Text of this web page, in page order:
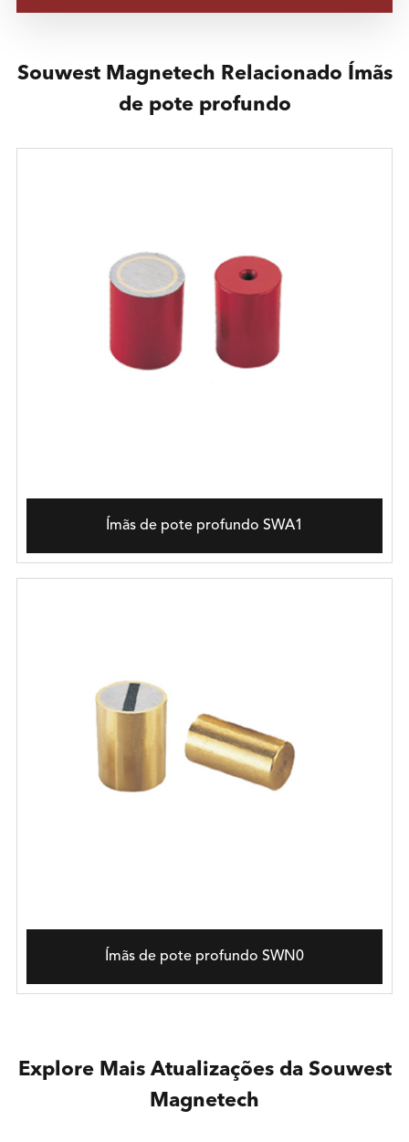
Souwest Magnetech Relacionado Ímãs
de pote profundo
Ímãs de pote profundo SWA1
Ímãs de pote profundo SWN0
Explore Mais Atualizações da Souwest
Magnetech